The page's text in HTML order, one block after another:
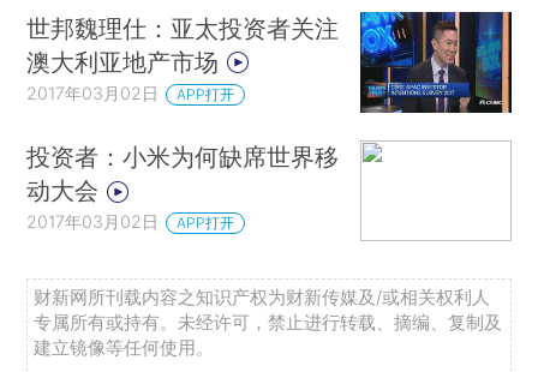
世邦魏理仕：亚太投资者关注
澳大利亚地产市场
2017年03月02日 APP打开
投资者：小米为何缺席世界移
动大会
2017年03月02日 APP打开
财新网所刊载内容之知识产权为财新传媒及/或相关权利人
专属所有或持有。未经许可，禁止进行转载、摘编、复制及
建立镜像等任何使用。